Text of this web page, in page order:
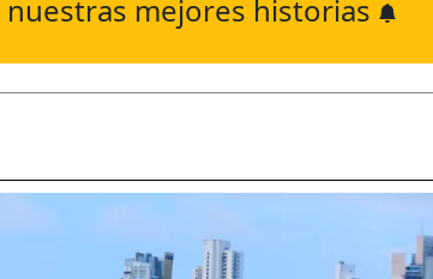
mejores historias